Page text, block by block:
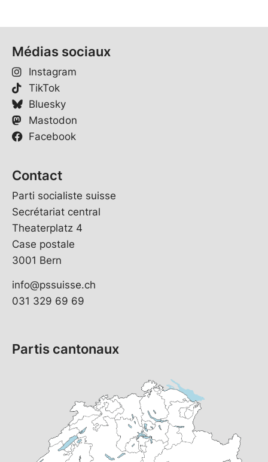
Médias sociaux
Instagram
TikTok
Bluesky
Mastodon
Facebook
Contact
Parti socialiste suisse
Secrétariat central
Theaterplatz 4
Case postale
3001 Bern
info@pssuisse.ch
031 329 69 69
Partis cantonaux